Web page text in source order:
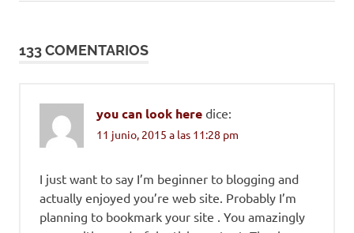
133 COMENTARIOS
you can look here dice:
11 junio, 2015 a las 11:28 pm
I just want to say I’m beginner to blogging and
actually enjoyed you’re web site. Probably I’m
planning to bookmark your site . You amazingly